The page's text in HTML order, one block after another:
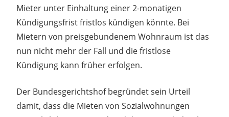
Mieter unter Einhaltung einer 2-monatigen
Kündigungsfrist fristlos kündigen könnte. Bei
Mietern von preisgebundenem Wohnraum ist das
nun nicht mehr der Fall und die fristlose
Kündigung kann früher erfolgen.
Der Bundesgerichtshof begründet sein Urteil
damit, dass die Mieten von Sozialwohnungen